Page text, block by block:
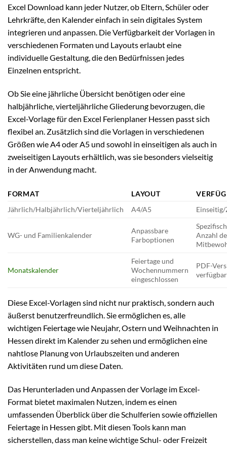
Excel Download kann jeder Nutzer, ob Eltern, Schüler oder
Lehrkräfte, den Kalender einfach in sein digitales System
integrieren und anpassen. Die Verfügbarkeit der Vorlagen in
verschiedenen Formaten und Layouts erlaubt eine
individuelle Gestaltung, die den Bedürfnissen jedes
Einzelnen entspricht.
Ob Sie eine jährliche Übersicht benötigen oder eine
halbjährliche, vierteljährliche Gliederung bevorzugen, die
Excel-Vorlage für den Excel Ferienplaner Hessen passt sich
flexibel an. Zusätzlich sind die Vorlagen in verschiedenen
Größen wie A4 oder A5 und sowohl in einseitigen als auch in
zweiseitigen Layouts erhältlich, was sie besonders vielseitig
in der Anwendung macht.
FORMAT LAYOUT
Jährlich/Halbjährlich/Vierteljährlich
A4/A5
WG- und Familienkalender
Anpassbare
Farboptionen
Anzahl
Monatskalender
Feiertage und
Wochennummern
eingeschlossen
PDF-
verfügbar
Diese Excel-Vorlagen sind nicht nur praktisch, sondern auch
äußerst benutzerfreundlich. Sie ermöglichen es, alle
wichtigen Feiertage wie Neujahr, Ostern und Weihnachten in
Hessen direkt im Kalender zu sehen und ermöglichen eine
nahtlose Planung von Urlaubszeiten und anderen
Aktivitäten rund um diese Daten.
Das Herunterladen und Anpassen der Vorlage im Excel-
Format bietet maximalen Nutzen, indem es einen
umfassenden Überblick über die Schulferien sowie offiziellen
Feiertage in Hessen gibt. Mit diesen Tools kann man
sicherstellen, dass man keine wichtige Schul- oder Freizeit